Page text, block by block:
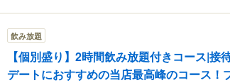
飲み放題
【個別盛り】2時間飲み放題付きコース|接
デートにおすすめの当店最高峰のコース！